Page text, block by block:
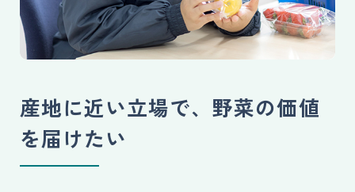
産地に近い立場で、野菜の価値
を届けたい